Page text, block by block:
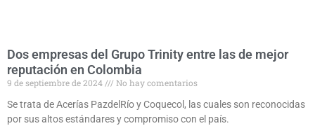
Dos empresas del Grupo Trinity entre las de mejor
reputación en Colombia
9 de septiembre de 2024
No hay comentarios
Se trata de Acerías PazdelRío y Coquecol, las cuales son reconocidas
por sus altos estándares y compromiso con el país.